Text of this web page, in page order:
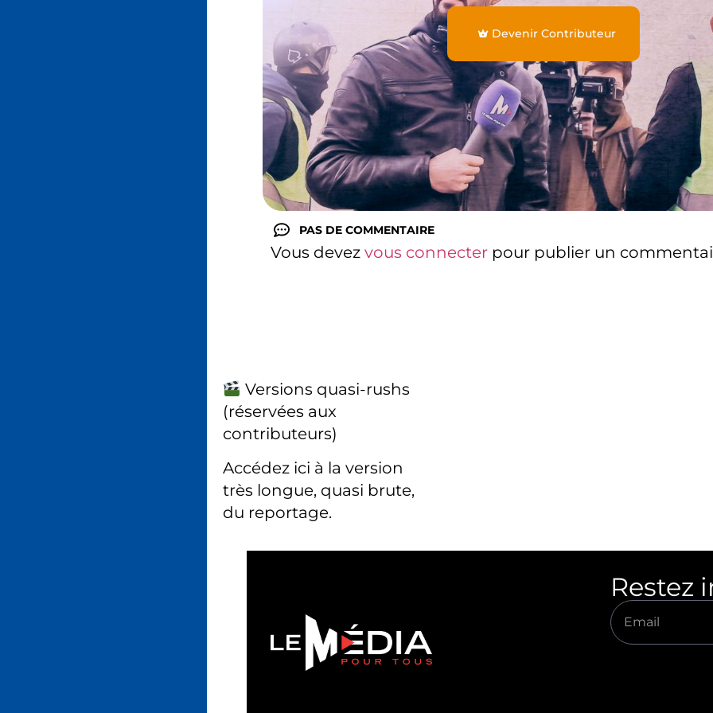
Devenir Contributeur
PAS DE COMMENTAIRE
Vous devez vous connecter pour publier un
Versions quasi-rushs
(réservées aux
contributeurs)
Accédez ici à la version
très longue, quasi brute,
du reportage.
Restez